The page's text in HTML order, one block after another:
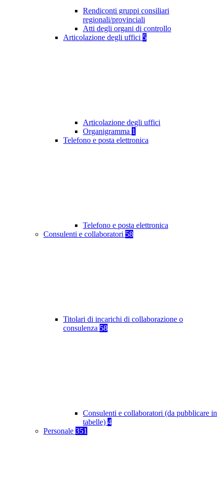
Rendiconti gruppi consiliari
regionali/provinciali
Atti degli organi di controllo
Articolazione degli uffici 5
Articolazione degli uffici
Organigramma 1
Telefono e posta elettronica
Telefono e posta elettronica
Consulenti e collaboratori 58
Titolari di incarichi di collaborazione o
consulenza 58
Consulenti e collaboratori (da pubblicare in
tabelle) 4
Personale 351